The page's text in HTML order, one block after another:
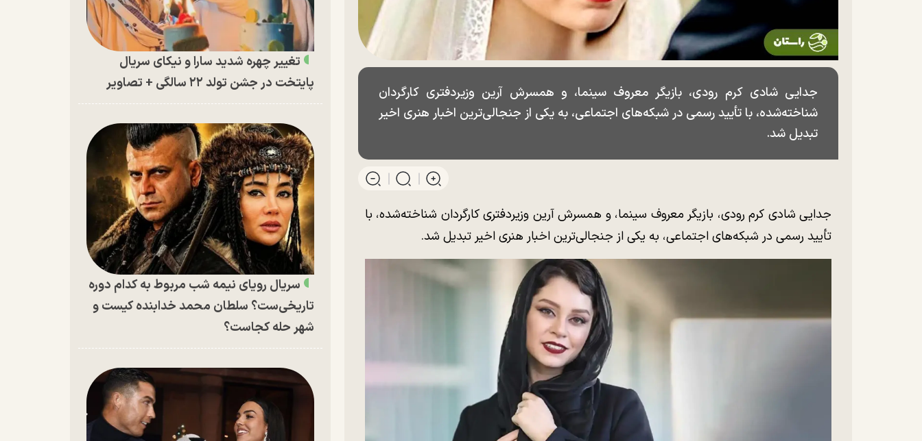
جدایی شادی کرم رودی، بازیگر معروف سینما، و همسرش آرین وزیردفتری کارگردان
شناخته‌شده، با تأیید رسمی در شبکه‌های اجتماعی، به یکی از جنجالی‌ترین اخبار هنری اخیر
تبدیل شد.
جدایی شادی کرم رودی، بازیگر معروف سینما، و همسرش آرین وزیردفتری کارگردان شناخته‌شده، با
تأیید رسمی در شبکه‌های اجتماعی، به یکی از جنجالی‌ترین اخبار هنری اخیر تبدیل شد.
تغییر چهره شدید سارا و نیکای سریال
پایتخت در جشن تولد ۲۲ سالگی + تصاویر
سریال رویای نیمه شب مربوط به کدام دوره
تاریخی‌ست؟ سلطان محمد خدابنده کیست و
شهر حله کجاست؟